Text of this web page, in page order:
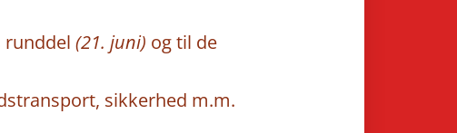
runddel (21. juni) og til de
sikkerhed m.m.